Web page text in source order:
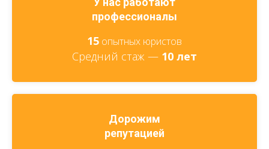
профессионалы
15 опытных юристов
Средний стаж — 10 лет
Дорожим
репутацией